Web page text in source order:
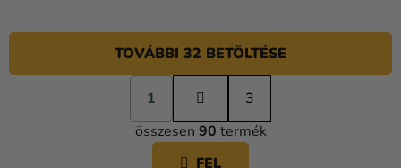
L
I
S
TOVÁBBI 32 BETÖLTÉSE
L
a
p
o
1
3
összesen 90 termék
FEL